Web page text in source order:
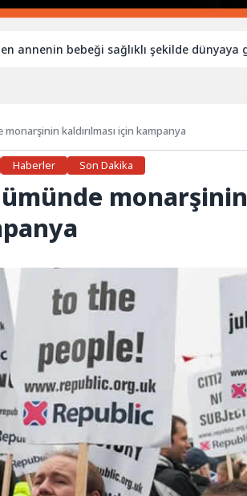
bebeği sağlıklı şekilde dünyaya geldi
monarşinin kaldırılması için kampanya
Haberler Son Dakika
monarşinin